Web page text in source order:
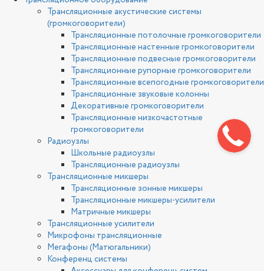
Трансляционные акустические системы
(громкоговорители)
Трансляционные потолочные громкоговорители
Трансляционные настенные громкоговорители
Трансляционные подвесные громкоговорители
Трансляционные рупорные громкоговорители
Трансляционные всепогодные громкоговорители
Трансляционные звуковые колонны
Декоративные громкоговорители
Трансляционные низкочастотные
громкоговорители
Радиоузлы
Школьные радиоузлы
Трансляционные радиоузлы
Трансляционные микшеры
Трансляционные зонные микшеры
Трансляционные микшеры-усилители
Матричные микшеры
Трансляционные усилители
Микрофоны трансляционные
Мегафоны (Матюгальники)
Конференц системы